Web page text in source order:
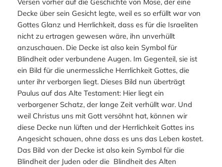
Decke über sein Gesicht legte, weil es so erfüllt war von
Gottes Glanz und Herrlichkeit, dass es für die Israeliten
nicht zu ertragen gewesen wäre, ihn unverhüllt
anzuschauen. Die Decke ist also kein Symbol für
Blindheit oder verbundene Augen. Im Gegenteil, sie ist
ein Bild für die unermessliche Herrlichkeit Gottes, die
unter ihr verborgen liegt. Dieses Bild nun überträgt
Paulus auf das Alte Testament: Hier liegt ein
verborgener Schatz, der lange Zeit verhüllt war. Und
weil Christus uns mit Gott versöhnt hat, können wir
diese Decke nun lüften und der Herrlichkeit Gottes ins
Angesicht schauen, ohne dass es uns das Leben kostet.
Das Bild von der Decke ist also kein Symbol für die
Blindheit der Juden oder die Blindheit des Alten